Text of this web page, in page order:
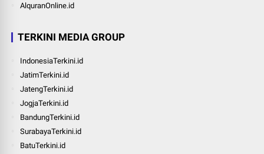
AlquranOnline.id
TERKINI MEDIA GROUP
IndonesiaTerkini.id
JatimTerkini.id
JatengTerkini.id
JogjaTerkini.id
BandungTerkini.id
SurabayaTerkini.id
BatuTerkini.id